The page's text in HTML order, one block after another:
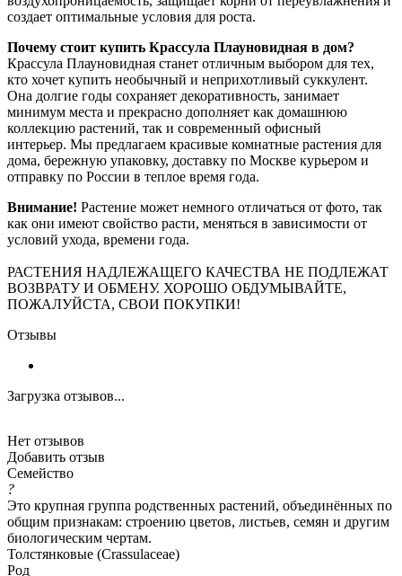
создает оптимальные условия для роста.
Почему стоит купить Крассула Плауновидная в дом?
Крассула Плауновидная станет отличным выбором для тех,
кто хочет купить необычный и неприхотливый суккулент.
Она долгие годы сохраняет декоративность, занимает
минимум места и прекрасно дополняет как домашнюю
коллекцию растений, так и современный офисный
интерьер. Мы предлагаем красивые комнатные растения для
дома, бережную упаковку, доставку по Москве курьером и
отправку по России в теплое время года.
Внимание! Растение может немного отличаться от фото, так
как они имеют свойство расти, меняться в зависимости от
условий ухода, времени года.
РАСТЕНИЯ НАДЛЕЖАЩЕГО КАЧЕСТВА НЕ ПОДЛЕЖАТ
ВОЗВРАТУ И ОБМЕНУ. ХОРОШО ОБДУМЫВАЙТЕ,
ПОЖАЛУЙСТА, СВОИ ПОКУПКИ!
Отзывы
Загрузка отзывов...
Нет отзывов
Добавить отзыв
Семейство
?
Это крупная группа родственных растений, объединённых по
общим признакам: строению цветов, листьев, семян и другим
биологическим чертам.
Толстянковые (Crassulaceae)
Род